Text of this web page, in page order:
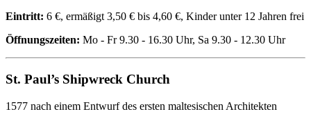
Eintritt: 6 €, ermäßigt 3,50 € bis 4,60 €, Kinder unter 12 Jahren frei
Öffnungszeiten: Mo - Fr 9.30 - 16.30 Uhr, Sa 9.30 - 12.30 Uhr
St. Paul’s Shipwreck Church
1577 nach einem Entwurf des ersten maltesischen Architekten